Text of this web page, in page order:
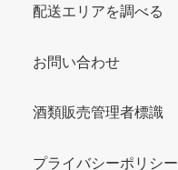
配送エリアを調べる
お問い合わせ
酒類販売管理者標識
プライバシーポリシー